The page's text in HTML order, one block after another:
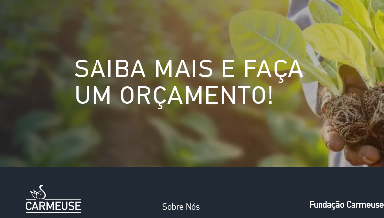
SAIBA MAIS E FAÇA
UM ORÇAMENTO!
Main
Sobre Nós Fundação Carmeuse